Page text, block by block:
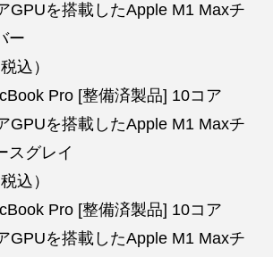
GPUを搭載したApple M1 Maxチ
ー
込）
Pro [整備済製品] 10コア
GPUを搭載したApple M1 Maxチ
スグレイ
込）
Pro [整備済製品] 10コア
GPUを搭載したApple M1 Maxチ